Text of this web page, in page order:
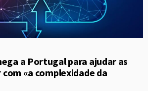
a Portugal para ajudar as
«a complexidade da